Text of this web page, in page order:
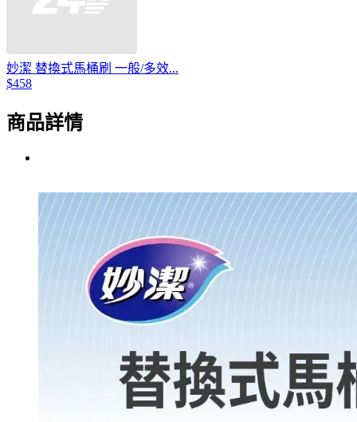
妙潔 替換式馬桶刷 一般/多效...
$458
商品詳情